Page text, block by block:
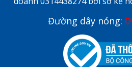
Đường dây nóng: